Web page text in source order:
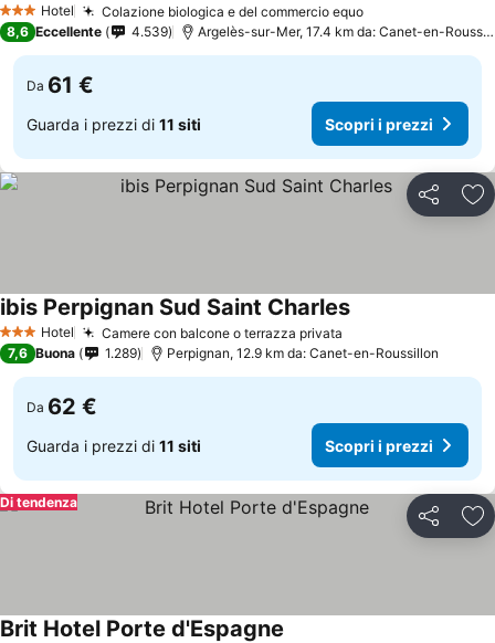
3 StelleHotel Colazione biologica e del commercio equo
8,6 Eccellente 4.539 Argelès-sur-Mer, 17.4 km da: Canet-en-Roussillon
Da 61 €
Guarda i prezzi di 11 siti Scopri i prezzi
Condividi
3 StelleHotel Camere con balcone o terrazza privata
ibis Perpignan Sud Saint Charles
7,6 Buona 1.289 Perpignan, 12.9 km da: Canet-en-Roussillon
Da 62 €
Guarda i prezzi di 11 siti Scopri i prezzi
Condividi
Di tendenza
Brit Hotel Porte d'Espagne